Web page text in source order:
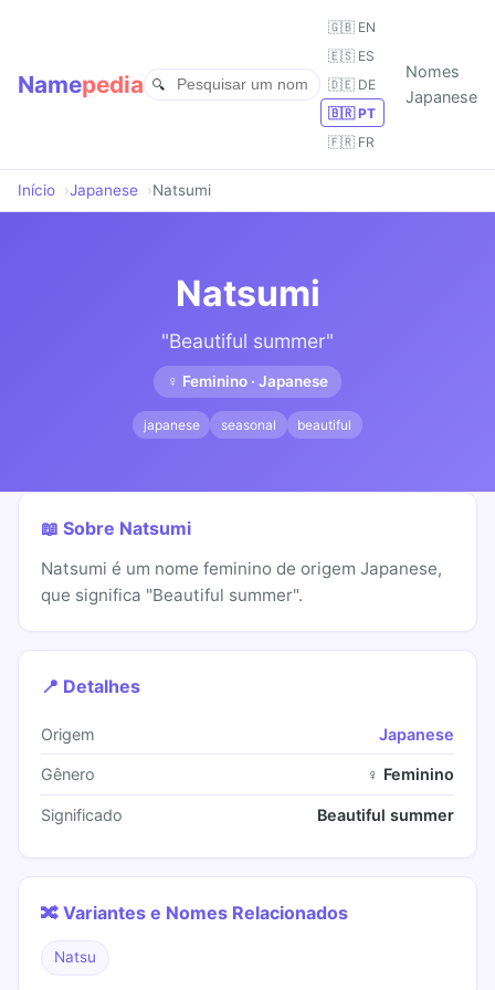
Namepedia
🇬🇧 EN
🇪🇸 ES
🇩🇪 DE
🇧🇷 PT
🇫🇷 FR
Nomes
Japanese
Início Japanese Natsumi
Natsumi
"Beautiful summer"
♀ Feminino · Japanese
japanese seasonal beautiful
📖 Sobre Natsumi
Natsumi é um nome feminino de origem Japanese,
que significa "Beautiful summer".
📍 Detalhes
Origem Japanese
Gênero ♀ Feminino
Significado Beautiful summer
🔀 Variantes e Nomes Relacionados
Natsu